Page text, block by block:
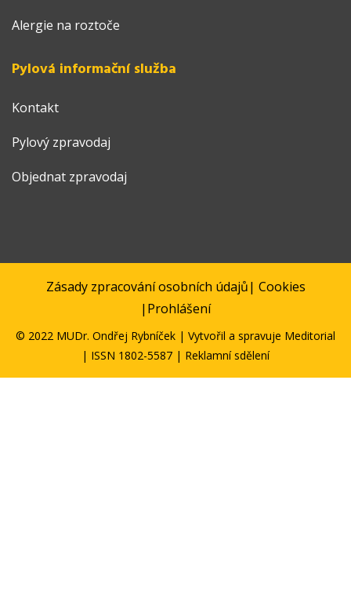
Alergie na roztoče
Pylová informační služba
Kontakt
Pylový zpravodaj
Objednat zpravodaj
Zásady zpracování osobních údajů| Cookies
| Prohlášení
© 2022 MUDr. Ondřej Rybníček | Vytvořil a spravuje Meditorial
| ISSN 1802-5587 | Reklamní sdělení